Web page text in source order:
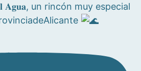
𝐀𝐠𝐮𝐚, un rincón muy especial